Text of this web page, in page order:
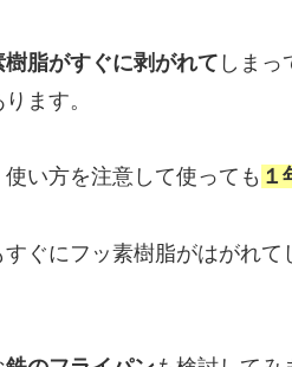
樹脂がすぐに剥がれて しまっ
ます。
い方を注意して使っても １
ぐにフッ素樹脂がはがれ